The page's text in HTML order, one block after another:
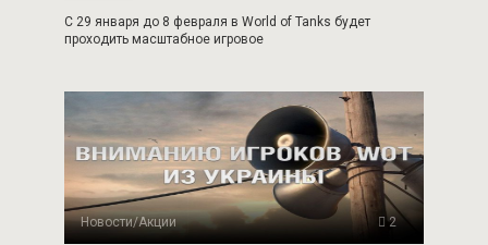
С 29 января до 8 февраля в World of Tanks будет
проходить масштабное игровое
Новости/Акции 2